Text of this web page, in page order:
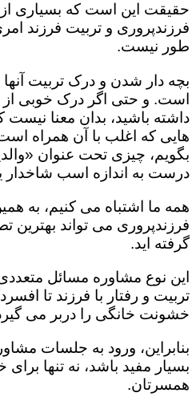
حقیقت این است که بسیاری
فرزندپروری و تربیت فرزند
طور نیست.
بچه دار شدن و درک تربیت آنها
است. و حتی اگر درک خوبی از
داشته باشید، بدان معنا نیست
هایی که اغلب با آن همراه
بگویم، چیزی تحت عنوان
درست به اندازه اسب شاخدار
همه ما اشتباه می کنیم، به
فرزندپروری می تواند بهترین
گرفته اید.
این نوع مشاوره مسائل
تربیت و رفتار با فرزند تا
خشونت خانگی را دربر می
بنابراین، ورود به جلسات
بسیار مفید باشد، نه تنها
همسرتان.